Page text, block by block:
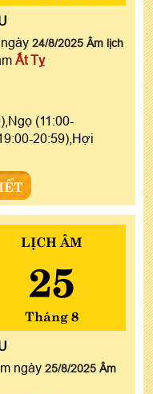
24/8/2025 Âm lịch
Ất Tỵ
(11:00-
20:59),Hợi
LỊCH ÂM
25
Tháng 8
ngày 25/8/2025 Âm